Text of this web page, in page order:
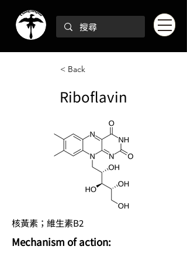
< Back
Riboflavin
核黃素；維生素B2
Mechanism of action: